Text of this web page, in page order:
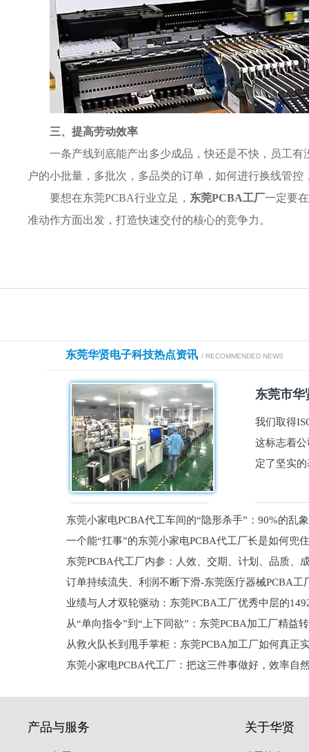
三、提高劳动效率
一条产线到底能产出多少成品，快还是不快，员工
户的小批量，多批次，多品类的订单，如何进行换线管
要想在东莞PCBA行业立足， 东莞PCBA工厂一定要
准动作方面出发，打造快速交付的核心的竞争力。
东莞华贤电子科技热点资讯 / RECOMMENDED NEWS
东莞市华
我们取得
这标志着
定了坚实
东莞小家电PCBA代工车间的“隐形杀手”：90%的乱
员工一个能“扛事”的东莞小家电PCBA代工厂长是如何兜
东莞PCBA代工厂内参：人效、交期、计划、品质
维锁客法则
订单持续流失、利润不断下滑-东莞医疗器械PCBA工
理死穴必须堵住
业绩与人才双轮驱动：东莞PCBA工厂优秀中层的
从“单向指令”到“上下同欲”：东莞PCBA加工厂精益
关键从救火队长到甩手掌柜：东莞PCBA加工厂如何真正
东莞小家电PCBA代工厂：把这三件事做好，效率自
产品与服务 关于华贤